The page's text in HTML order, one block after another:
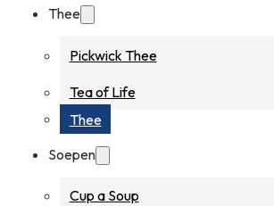
Thee
Pickwick Thee
Tea of Life
Thee
Soepen
Cup a Soup